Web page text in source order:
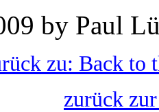
by Paul
zu: Back to
zurück